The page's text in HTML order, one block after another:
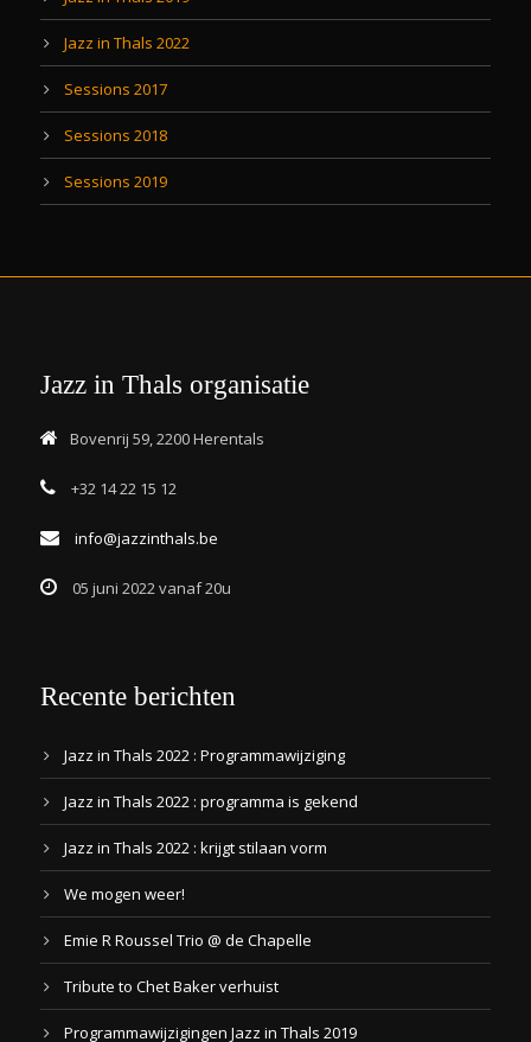
Jazz in Thals 2022
Sessions 2017
Sessions 2018
Sessions 2019
Jazz in Thals organisatie
Bovenrij 59, 2200 Herentals
+32 14 22 15 12
info@jazzinthals.be
05 juni 2022 vanaf 20u
Recente berichten
Jazz in Thals 2022 : Programmawijziging
Jazz in Thals 2022 : programma is gekend
Jazz in Thals 2022 : krijgt stilaan vorm
We mogen weer!
Emie R Roussel Trio @ de Chapelle
Tribute to Chet Baker verhuist
Programmawijzigingen Jazz in Thals 2019